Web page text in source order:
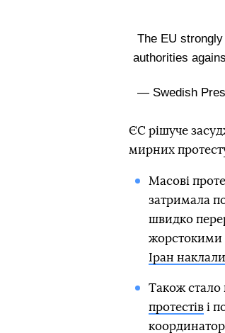
The EU
authorities
— Swedish
ЄС рішуче
мирних
Масові
затримала
швидко
жорстокими
Іран
Також стало
протестіві
координатор